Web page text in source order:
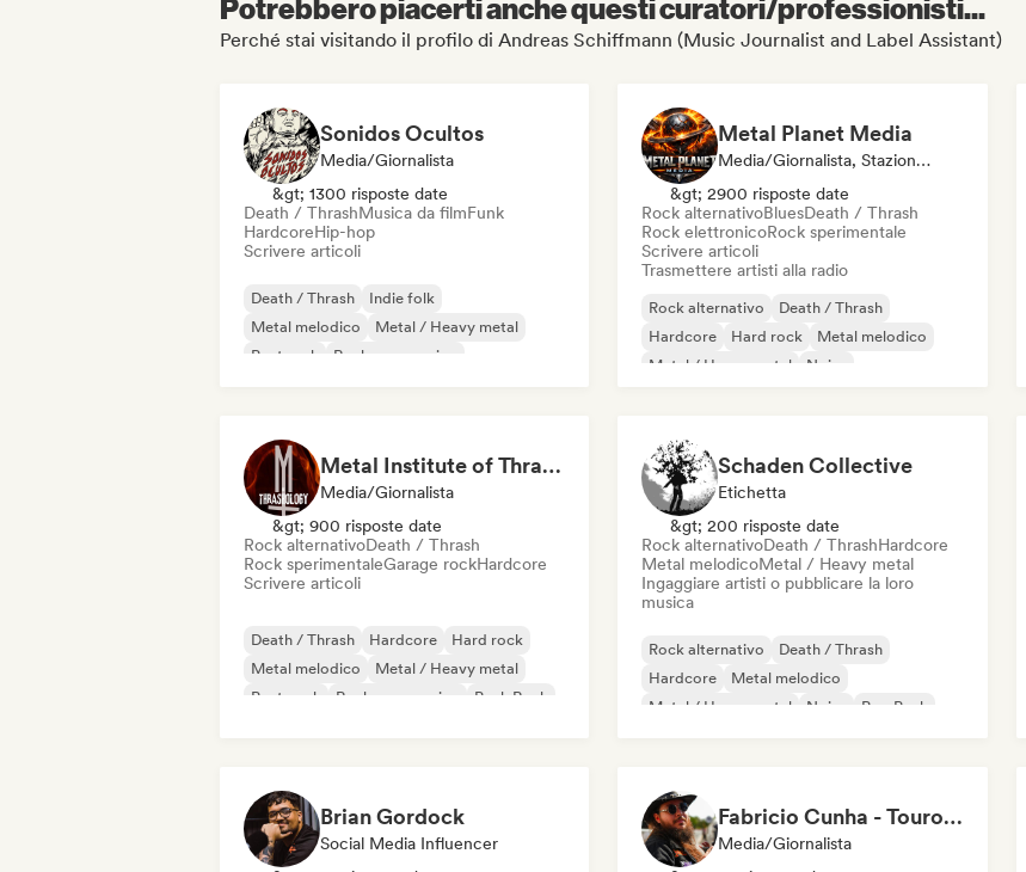
Potrebbero piacerti anche questi curatori/professionisti...
Perché stai visitando il profilo di Andreas Schiffmann (Music Journalist and Label Assistant)
Sonidos Ocultos
Media/Giornalista
&gt; 1300 risposte date
Death / ThrashMusica da filmFunk
HardcoreHip-hop
Scrivere articoli
Death / Thrash
Indie folk
Metal melodico
Metal / Heavy metal
Post rock
Rock progressivo
Metal Planet Media
Media/Giornalista, Stazione Radio
&gt; 2900 risposte date
Rock alternativoBluesDeath / Thrash
Rock elettronicoRock sperimentale
Scrivere articoli
Trasmettere artisti alla radio
Rock alternativo
Death / Thrash
Hardcore
Hard rock
Metal melodico
Metal / Heavy metal
Noise
Metal Institute of Thrashology
Media/Giornalista
&gt; 900 risposte date
Rock alternativoDeath / Thrash
Rock sperimentaleGarage rockHardcore
Scrivere articoli
Death / Thrash Hardcore
Hard rock
Metal melodico
Metal / Heavy metal
Post punk
Rock progressivo Punk Rock
Schaden Collective
Etichetta
&gt; 200 risposte date
Rock alternativoDeath / ThrashHardcore
Metal melodicoMetal / Heavy metal
Ingaggiare artisti o pubblicare la loro
musica
Rock alternativo
Death / Thrash
Hardcore
Metal melodico
Metal / Heavy metal
Noise
Pop Punk
Brian Gordock
Social Media Influencer
Fabricio Cunha - Touro Rock
Media/Giornalista